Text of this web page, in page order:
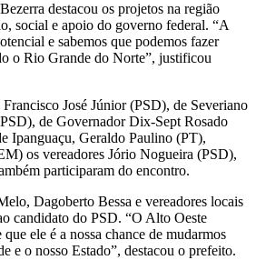
destacou os projetos na região
social e apoio do governo federal. “A
e sabemos que podemos fazer
o Rio Grande do Norte”, justificou
José Júnior (PSD), de Severiano
de Governador Dix-Sept Rosado
Ipanguaçu, Geraldo Paulino (PT),
os vereadores Jório Nogueira (PSD),
participaram do encontro.
Dagoberto Bessa e vereadores locais
candidato do PSD. “O Alto Oeste
ele é a nossa chance de mudarmos
e o nosso Estado”, destacou o prefeito.